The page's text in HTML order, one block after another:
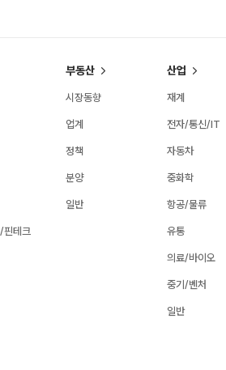
핀테크
부동산
시장동향
업계
정책
분양
일반
산업
재계
전자/통신/IT
자동차
중화학
항공/물류
유통
의료/바이오
중기/벤처
일반